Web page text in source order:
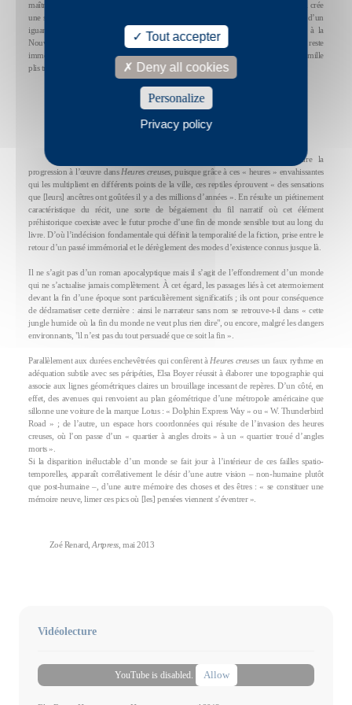
maîtrisent pas. Par ailleurs, se manifeste au fil du livre un art du portrait animalier qui crée
une sensation de gros plan cinématographique, comme en témoigne la description d’un
iguane paraissant tout droit sorti du
de Werner Herzog tourné à la
Nouvelle-Orléans en 2009 : « Un iguane entre dans le bar, s’arrête au seuil, reste
immobile, la tête bien droite », puis « il fait lentement bouger la peau de son cou, mille
plis très réguliers ».
Les iguanes servent d’ailleurs de vecteurs temporels pour comprendre la
progression à l’œuvre dans Heures creuses, puisque grâce à ces « heures » envahissantes
qui les multiplient en différents points de la ville, ces reptiles éprouvent « des sensations
que [leurs] ancêtres ont goûtées il y a des millions d’années ». En résulte un piétinement
caractéristique du récit, une sorte de bégaiement du fil narratif où cet élément
préhistorique coexiste avec le futur proche d’une fin de monde sensible tout au long du
livre. D’où l’indécision fondamentale qui définit la temporalité de la fiction, prise entre le
retour d’un passé immémorial et le dérèglement des modes d’existence connus jusque là.
Il ne s’agit pas d’un roman apocalyptique mais il s’agit de l’effondrement d’un monde
qui ne s’actualise jamais complètement. À cet égard, les passages liés à cet atermoiement
devant la fin d’une époque sont particulièrement significatifs ; ils ont pour conséquence
de dédramatiser cette dernière : ainsi le narrateur sans nom se retrouve-t-il dans « cette
jungle humide où la fin du monde ne veut plus rien dire", ou encore, malgré les dangers
environnants, "il n’est pas du tout persuadé que ce soit la fin ».
Parallèlement aux durées enchevêtrées qui confèrent à Heures creusesun faux rythme en
adéquation subtile avec ses péripéties, Elsa Boyer réussit à élaborer une topographie qui
associe aux lignes géométriques claires un brouillage incessant de repères. D’un côté, en
effet, des avenues qui renvoient au plan géométrique d’une métropole américaine que
sillonne une voiture de la marque Lotus : « Dolphin Express Way » ou « W. Thunderbird
Road » ; de l’autre, un espace hors coordonnées qui résulte de l’invasion des heures
creuses, où l’on passe d’un « quartier à angles droits » à un « quartier troué d’angles
morts ».
Si la disparition inéluctable d’un monde se fait jour à l’intérieur de ces failles spatio-
temporelles, apparaît corrélativement le désir d’une autre vision – non-humaine plutôt
que post-humaine –, d’une autre mémoire des choses et des êtres : « se constituer une
mémoire neuve, limer ces pics où [les] pensées viennent s’éventrer ».
Zoé Renard,Artpress, mai 2013
Vidéolecture
YouTube is disabled. Allow
Tout accepter
Deny all cookies
Personalize
Privacy policy